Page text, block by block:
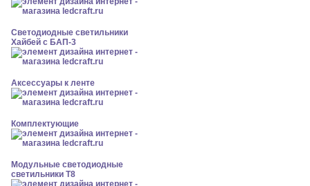
Светодиодные светильники
Хайбей с БАП-3
Аксессуары к ленте
Комплектующие
Модульные светодиодные
светильники Т8